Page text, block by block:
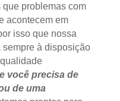
que problemas com
acontecem em
isso que nossa
à disposição
você precisa de
de uma